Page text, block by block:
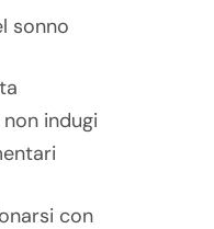
sonno
indugi
con